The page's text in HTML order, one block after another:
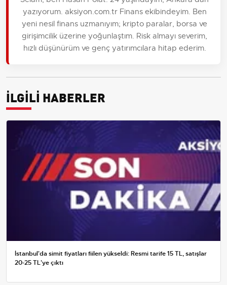
yazıyorum. aksiyon.com.tr Finans ekibindeyim. Ben
yeni nesil finans uzmanıyım; kripto paralar, borsa ve
girişimcilik üzerine yoğunlaştım. Risk almayı severim,
hızlı düşünürüm ve genç yatırımcılara hitap ederim.
İLGİLİ HABERLER
İstanbul'da simit fiyatları fiilen yükseldi: Resmi tarife 15 TL, satışlar
20-25 TL'ye çıktı